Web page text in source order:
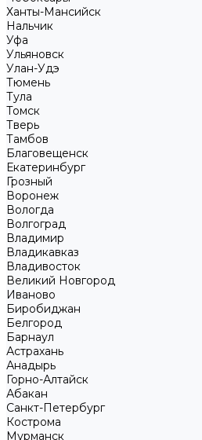
Ханты-Мансийск
Нальчик
Уфа
Ульяновск
Улан-Удэ
Тюмень
Тула
Томск
Тверь
Тамбов
Благовещенск
Екатеринбург
Грозный
Воронеж
Вологда
Волгоград
Владимир
Владикавказ
Владивосток
Великий Новгород
Иваново
Биробиджан
Белгород
Барнаул
Астрахань
Анадырь
Горно-Алтайск
Абакан
Санкт-Петербург
Кострома
Мурманск